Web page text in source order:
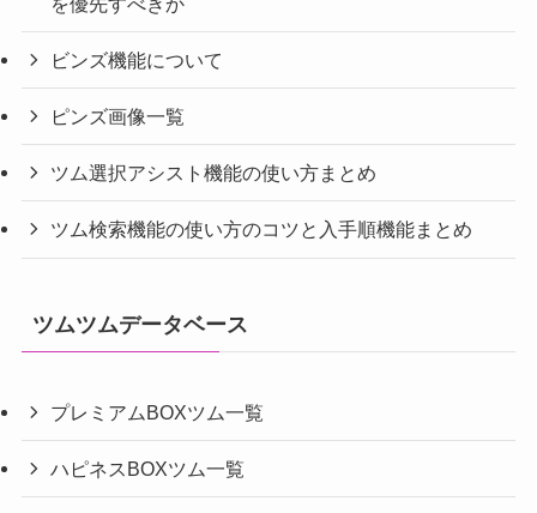
ビンズ機能について
ピンズ画像一覧
ツム選択アシスト機能の使い方まとめ
ツム検索機能の使い方のコツと入手順機能まとめ
ツムツムデータベース
プレミアムBOXツム一覧
ハピネスBOXツム一覧